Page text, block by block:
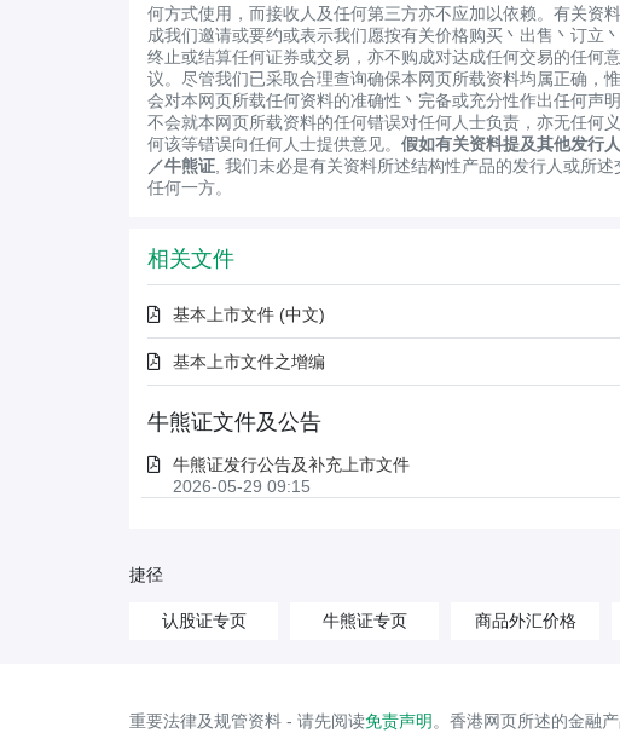
何方式使用，而接收人及任何第三方亦不应加以依赖。有关资
成我们邀请或要约或表示我们愿按有关价格购买丶出售丶订立丶
终止或结算任何证券或交易，亦不购成对达成任何交易的任何
议。尽管我们已采取合理查询确保本网页所载资料均属正确，
会对本网页所载任何资料的准确性丶完备或充分性作出任何声
不会就本网页所载资料的任何错误对任何人士负责，亦无任何
何该等错误向任何人士提供意见。 假如有关资料提及其他发行
／牛熊证 , 我们未必是有关资料所述结构性产品的发行人或所述
任何一方。
相关文件
基本上市文件 (中文)
基本上市文件之增编
牛熊证文件及公告
牛熊证发行公告及补充上市文件
2026-05-29 09:15
捷径
认股证专页 牛熊证专页 商品外汇价格
重要法律及规管资料 - 请先阅读免责声明。香港网页所述的金融